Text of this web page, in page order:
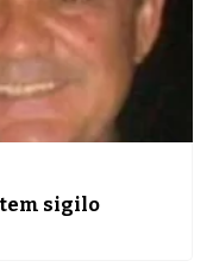
sigilo